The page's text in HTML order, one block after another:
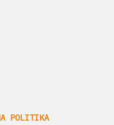
POLITIKA